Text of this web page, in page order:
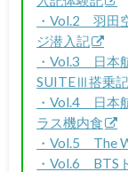
・Vol.2 羽田
ジ潜入記
・Vol.3 日本
SUITEⅢ搭乗記
・Vol.4 日本
ラス機内食
・Vol.5 The
・Vol.6 BTS